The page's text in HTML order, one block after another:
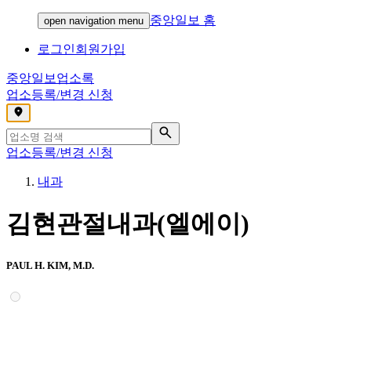
open navigation menu 중앙일보 홈
로그인회원가입
중앙일보 업소록
업소등록/변경 신청
,
업소등록/변경 신청
내과
김현관절내과(엘에이)
PAUL H. KIM, M.D.